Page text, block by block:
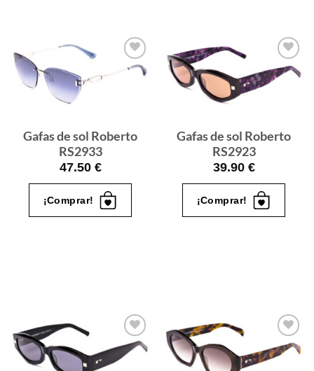
Gafas
Gafas de sol Roberto
RS2933
47.50 €
¡Comprar!
Gafas
de sol
Gafas de sol Roberto
RS2923
39.90 €
¡Comprar!
Gafas
de sol
Gafas
de sol